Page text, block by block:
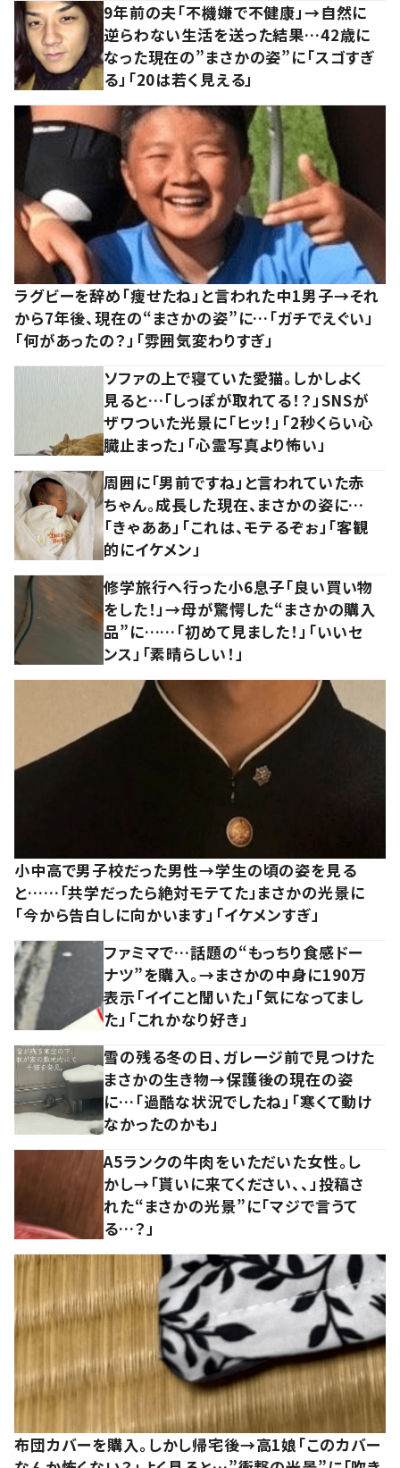
9年前の夫「不機嫌で不健康」→自然に
逆らわない生活を送った結果…42歳に
なった現在の”まさかの姿”に「スゴすぎ
る」「20は若く見える」
ラグビーを辞め「痩せたね」と言われた中1男子→それ
から7年後、現在の“まさかの姿”に…「ガチでえぐい」
「何があったの？」「雰囲気変わりすぎ」
ソファの上で寝ていた愛猫。しかしよく
見ると…「しっぽが取れてる！？」SNSが
ザワついた光景に「ヒッ！」「2秒くらい心
臓止まった」「心霊写真より怖い」
周囲に「男前ですね」と言われていた赤
ちゃん。成長した現在、まさかの姿に…
「きゃああ」「これは、モテるぞぉ」「客観
的にイケメン」
修学旅行へ行った小6息子「良い買い物
をした！」→母が驚愕した“まさかの購入
品”に……「初めて見ました！」「いいセ
ンス」「素晴らしい！」
小中高で男子校だった男性→学生の頃の姿を見る
と……「共学だったら絶対モテてた」まさかの光景に
「今から告白しに向かいます」「イケメンすぎ」
ファミマで…話題の“もっちり食感ドー
ナツ”を購入。→まさかの中身に190万
表示「イイこと聞いた」「気になってまし
た」「これかなり好き」
雪の残る冬の日、ガレージ前で見つけた
まさかの生き物→保護後の現在の姿
に…「過酷な状況でしたね」「寒くて動け
なかったのかも」
A5ランクの牛肉をいただいた女性。し
かし→「貰いに来てください、、」投稿さ
れた“まさかの光景”に「マジで言うて
る…？」
布団カバーを購入。しかし帰宅後→高1娘「このカバー